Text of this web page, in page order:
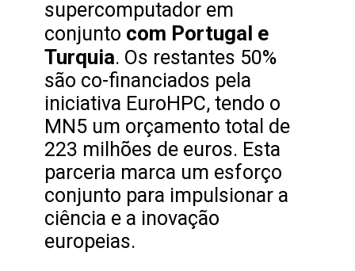
supercomputador em
conjunto com Portugal e
Turquia. Os restantes 50%
são co-financiados pela
iniciativa EuroHPC, tendo o
MN5 um orçamento total de
223 milhões de euros. Esta
parceria marca um esforço
conjunto para impulsionar a
ciência e a inovação
europeias.